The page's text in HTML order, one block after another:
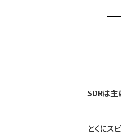
SDRは主
とくにス